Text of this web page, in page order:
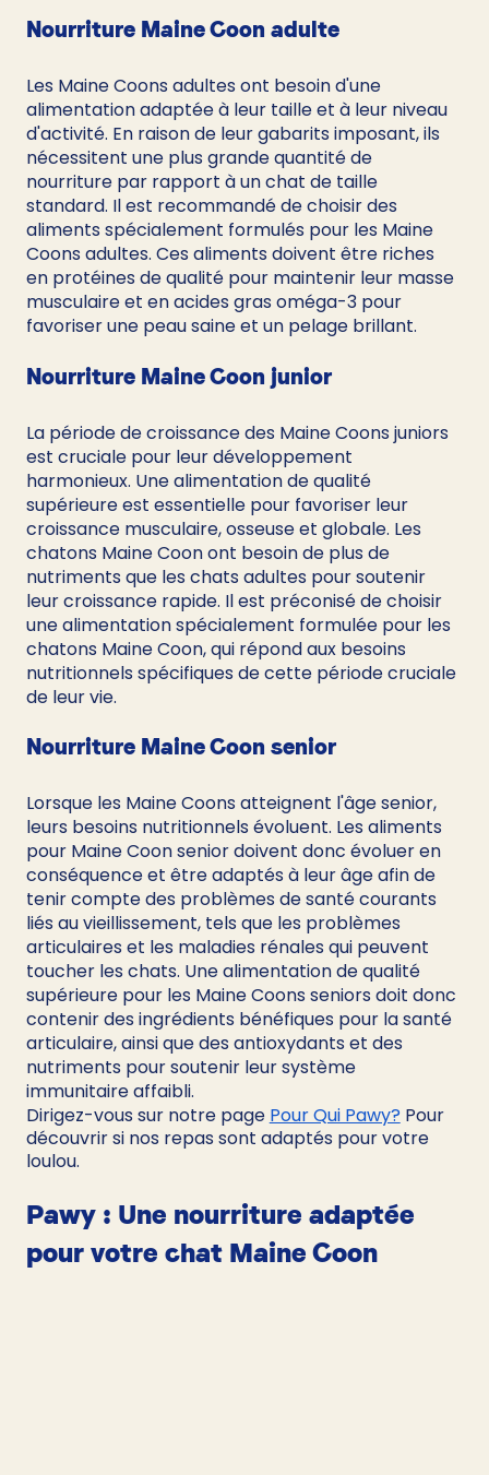
Nourriture Maine Coon adulte
Les Maine Coons adultes ont besoin d'une
alimentation adaptée à leur taille et à leur niveau
d'activité. En raison de leur gabarits imposant, ils
nécessitent une plus grande quantité de
nourriture par rapport à un chat de taille
standard. Il est recommandé de choisir des
aliments spécialement formulés pour les Maine
Coons adultes. Ces aliments doivent être riches
en protéines de qualité pour maintenir leur masse
musculaire et en acides gras oméga-3 pour
favoriser une peau saine et un pelage brillant.
Nourriture Maine Coon junior
La période de croissance des Maine Coons juniors
est cruciale pour leur développement
harmonieux. Une alimentation de qualité
supérieure est essentielle pour favoriser leur
croissance musculaire, osseuse et globale. Les
chatons Maine Coon ont besoin de plus de
nutriments que les chats adultes pour soutenir
leur croissance rapide. Il est préconisé de choisir
une alimentation spécialement formulée pour les
chatons Maine Coon, qui répond aux besoins
nutritionnels spécifiques de cette période cruciale
de leur vie.
Nourriture Maine Coon senior
Lorsque les Maine Coons atteignent l'âge senior,
leurs besoins nutritionnels évoluent. Les aliments
pour Maine Coon senior doivent donc évoluer en
conséquence et être adaptés à leur âge afin de
tenir compte des problèmes de santé courants
liés au vieillissement, tels que les problèmes
articulaires et les maladies rénales qui peuvent
toucher les chats. Une alimentation de qualité
supérieure pour les Maine Coons seniors doit donc
contenir des ingrédients bénéfiques pour la santé
articulaire, ainsi que des antioxydants et des
nutriments pour soutenir leur système
immunitaire affaibli.
Dirigez-vous sur notre page Pour Qui Pawy? Pour
découvrir si nos repas sont adaptés pour votre
loulou.
Pawy : Une nourriture adaptée
pour votre chat Maine Coon